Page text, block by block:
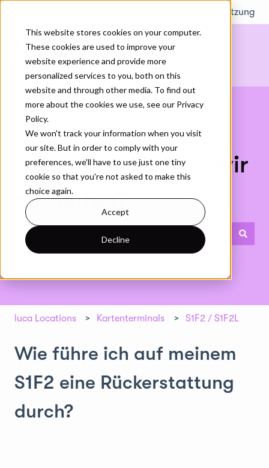
This website stores cookies on your computer.
These cookies are used to improve your
website experience and provide more
personalized services to you, both on this
website and through other media. To find out
more about the cookies we use, see our Privacy
Policy.
We won't track your information when you visit
our site. But in order to comply with your
preferences, we'll have to use just one tiny
cookie so that you're not asked to make this
choice again.
Accept
Decline
Mehr Unterstützung
Hallo. Wie können wir
dir helfen?
Es gibt keine Vorschläge, da das Suchfeld leer ist.
luca Locations Kartenterminals S1F2 / S1F2L
Wie führe ich auf meinem
S1F2 eine Rückerstattung
durch?